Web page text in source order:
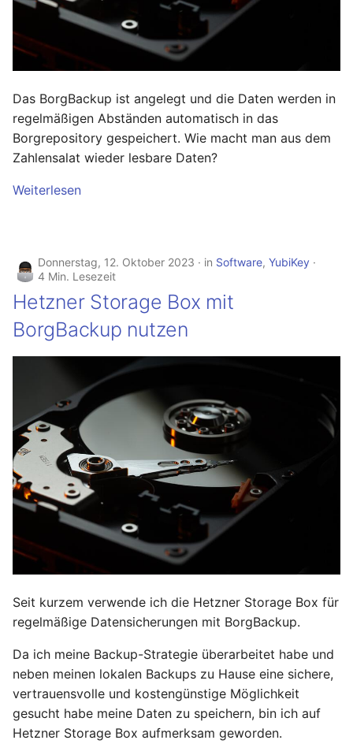
Mai 2020
April 2020
März 2020
Februar 2020
Dezember 2019
Oktober 2019
August 2019
November 2018
September 2018
Mai 2018
April 2018
Februar 2018
Januar 2018
Oktober 2016
September 2014
Oktober 2013
September 2013
Das BorgBackup ist angelegt und die Daten werden in
regelmäßigen Abständen automatisch in das
Borgrepository gespeichert. Wie macht man aus dem
Zahlensalat wieder lesbare Daten?
Weiterlesen
Donnerstag, 12. Oktober 2023 in Software, YubiKey
4 Min. Lesezeit
Hetzner Storage Box mit
BorgBackup nutzen
Seit kurzem verwende ich die Hetzner Storage Box für
regelmäßige Datensicherungen mit BorgBackup.
Da ich meine Backup-Strategie überarbeitet habe und
neben meinen lokalen Backups zu Hause eine sichere,
vertrauensvolle und kostengünstige Möglichkeit
gesucht habe meine Daten zu speichern, bin ich auf
Hetzner Storage Box aufmerksam geworden.